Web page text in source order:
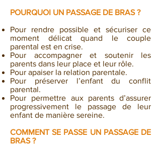
POURQUOI UN PASSAGE DE BRAS ?
Pour rendre possible et sécuriser ce
moment délicat quand le couple
parental est en crise.
Pour accompagner et soutenir les
parents dans leur place et leur rôle.
Pour apaiser la relation parentale.
Pour préserver l’enfant du conflit
parental.
Pour permettre aux parents d’assurer
progressivement le passage de leur
enfant de manière sereine.
COMMENT SE PASSE UN PASSAGE DE
BRAS ?